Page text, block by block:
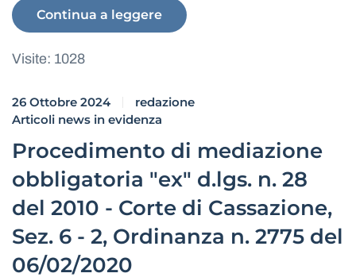
Continua a leggere
Visite: 1028
26 Ottobre 2024
redazione
Articoli news in evidenza
Procedimento di mediazione
obbligatoria "ex" d.lgs. n. 28
del 2010 - Corte di Cassazione,
Sez. 6 - 2, Ordinanza n. 2775 del
06/02/2020